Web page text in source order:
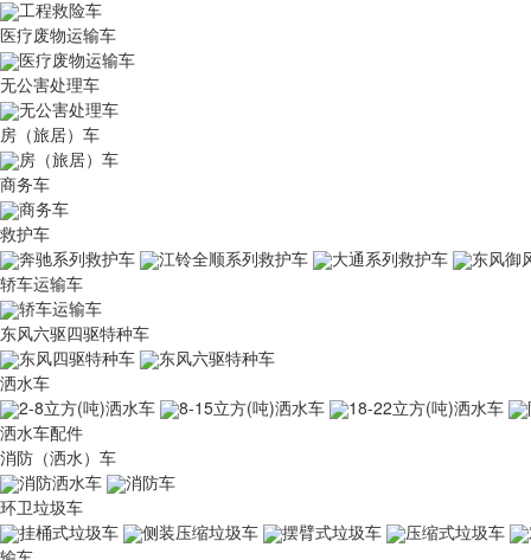
工程救险车
医疗废物运输车
医疗废物运输车
无公害处理车
无公害处理车
房（旅居）车
房（旅居）车
商务车
商务车
救护车
奔驰系列救护车
江铃全顺系列救护车 大通系列救护车
东风御
轿车运输车
轿车运输车
东风六驱四驱特种车
东风四驱特种车
东风六驱特种车
洒水车
2-8立方(吨)洒水车
8-15立方(吨)洒水车 18-22立方(吨)洒水车
洒水车配件
消防（洒水）车
消防洒水车
消防车
环卫垃圾车
挂桶式垃圾车
侧装压缩垃圾车 摆臂式垃圾车 压缩式垃圾车